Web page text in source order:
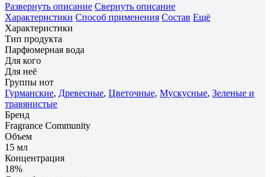
Развернуть описание Свернуть описание
Характеристики Способ применения Состав Ещё
Характеристики
Тип продукта
Парфюмерная вода
Для кого
Для неё
Группы нот
Гурманские, Древесные, Цветочные, Мускусные, Зеленые и
травянистые
Бренд
Fragrance Community
Объем
15 мл
Концентрация
18%